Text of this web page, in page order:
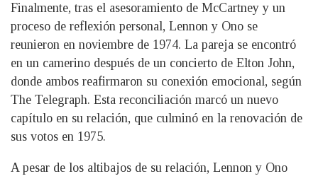
Finalmente, tras el asesoramiento de McCartney y un
proceso de reflexión personal, Lennon y Ono se
reunieron en noviembre de 1974. La pareja se encontró
en un camerino después de un concierto de Elton John,
donde ambos reafirmaron su conexión emocional, según
The Telegraph. Esta reconciliación marcó un nuevo
capítulo en su relación, que culminó en la renovación de
sus votos en 1975.
A pesar de los altibajos de su relación, Lennon y Ono